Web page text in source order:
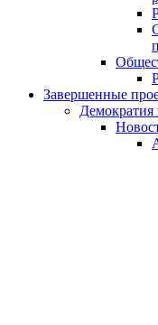
Завершенные
Демократия